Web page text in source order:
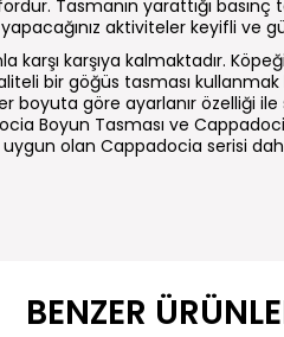
Tasmanın yarattığı
aktiviteler keyifli ve
karşı karşıya kalmaktadır.
bir göğüs tasması
boyuta göre ayarlanır özelliği
Boyun Tasması ve
olan Cappadocia serisi
BENZER